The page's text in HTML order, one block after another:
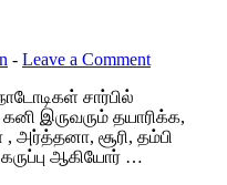
- Leave a Comment
சார்பில்
இருவரும் தயாரிக்க,
அர்த்தனா, சூரி, தம்பி
ஆகியோர் …